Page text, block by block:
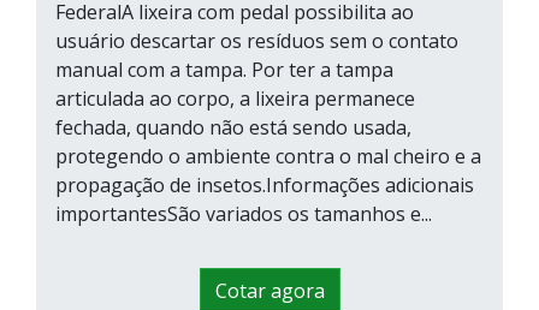
FederalA lixeira com pedal possibilita ao
usuário descartar os resíduos sem o contato
manual com a tampa. Por ter a tampa
articulada ao corpo, a lixeira permanece
fechada, quando não está sendo usada,
protegendo o ambiente contra o mal cheiro e a
propagação de insetos.Informações adicionais
importantesSão variados os tamanhos e...
Cotar agora